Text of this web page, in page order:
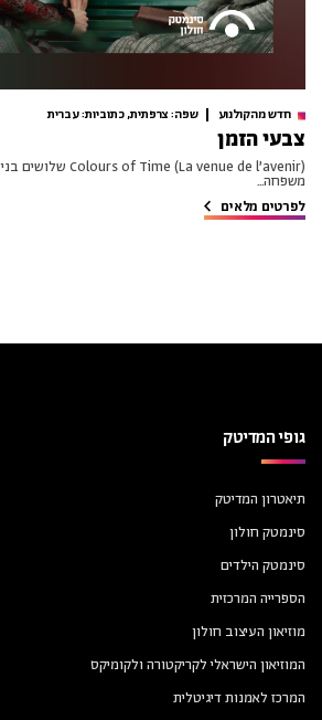
חדש מהקולנוע שפה: צרפתית, כתוביות: עברית
צבעי הזמן
Colours of Time (La venue de l’avenir) שלושים בני
משפחה...
לפרטים מלאים
גופי המדיטק
תיאטרון המדיטק
סינמטק חולון
סינמטק הילדים
הספרייה המרכזית
מוזיאון העיצוב חולון
המוזיאון הישראלי לקריקטורה ולקומיקס
המרכז לאמנות דיגיטלית